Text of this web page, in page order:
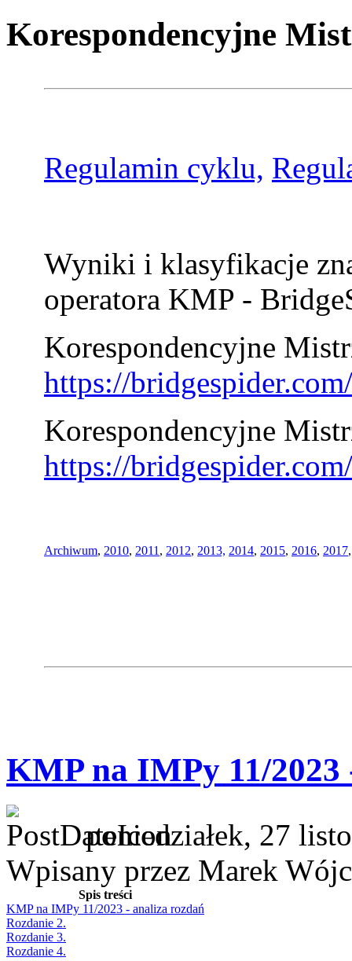
Korespondencyjne
Regulamin cyklu,
Wyniki i klasyfikacje
operatora KMP -
Korespondencyjne
https://
Korespondencyjne
https://
Archiwum, 2010, 2011 , 2012, 2013, 2014, 2015, 2016, 2017
KMP na IMPy 11/2023
poniedziałek, 27
Wpisany przez Marek
Spis treści
KMP na IMPy 11/2023 - analiza rozdań
Rozdanie 2.
Rozdanie 3.
Rozdanie 4.